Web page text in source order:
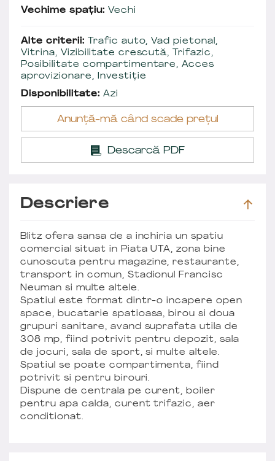
Vechime spațiu: Vechi
Alte criterii: Trafic auto, Vad pietonal,
Vitrina, Vizibilitate crescută, Trifazic,
Posibilitate compartimentare, Acces
aprovizionare, Investiție
Disponibilitate: Azi
Anunță-mă când scade prețul
Descarcă PDF
Descriere
Blitz ofera sansa de a inchiria un spatiu
comercial situat in Piata UTA, zona bine
cunoscuta pentru magazine, restaurante,
transport in comun, Stadionul Francisc
Neuman si multe altele.
Spatiul este format dintr-o incapere open
space, bucatarie spatioasa, birou si doua
grupuri sanitare, avand suprafata utila de
308 mp, fiind potrivit pentru depozit, sala
de jocuri, sala de sport, si multe altele.
Spatiul se poate compartimenta, fiind
potrivit si pentru birouri.
Dispune de centrala pe curent, boiler
pentru apa calda, curent trifazic, aer
conditionat.